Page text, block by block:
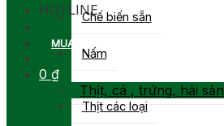
HOTLINE0903 877 767
MUA SỈ
0 ₫
Chế biến sẵn
Nấm
Thịt, cá , trứng, hải sản
Thịt các loại